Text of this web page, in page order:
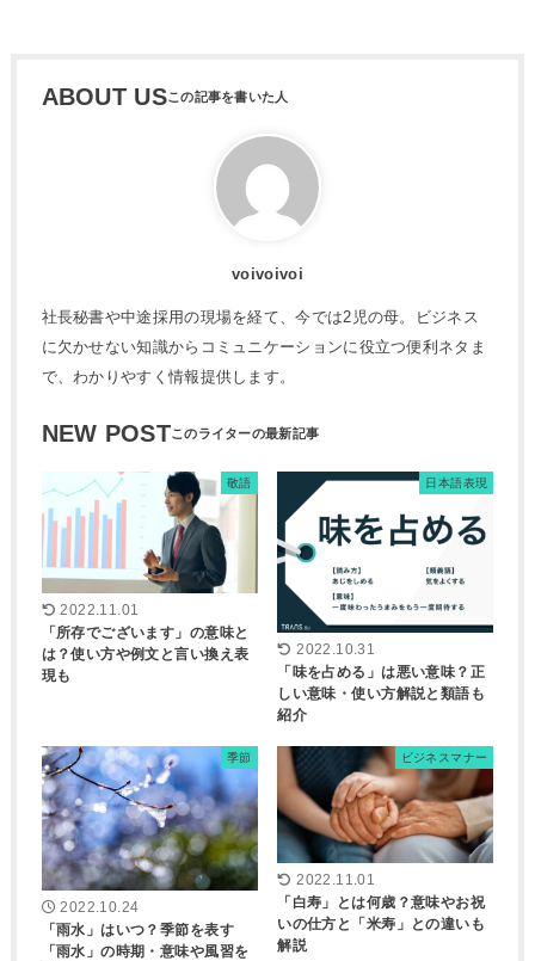
ABOUT US
voivoivoi
社長秘書や中途採用の現場を経て、今では2児の母。ビジネス
に欠かせない知識からコミュニケーションに役立つ便利ネタま
で、わかりやすく情報提供します。
NEW POST
敬語
2022.11.01
「所存でございます」の意味と
は？使い方や例文と言い換え表
現も
日本語表現
2022.10.31
「味を占める」は悪い意味？正
しい意味・使い方解説と類語も
紹介
季節
2022.10.24
「雨水」はいつ？季節を表す
「雨水」の時期・意味や風習を
ビジネスマナー
2022.11.01
「白寿」とは何歳？意味やお祝
いの仕方と「米寿」との違いも
解説